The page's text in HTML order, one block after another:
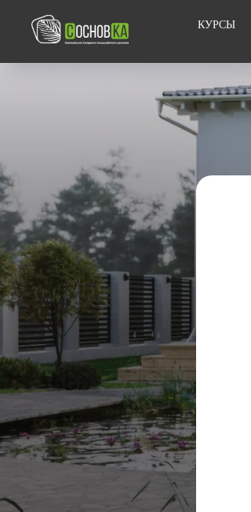
КУРСЫ